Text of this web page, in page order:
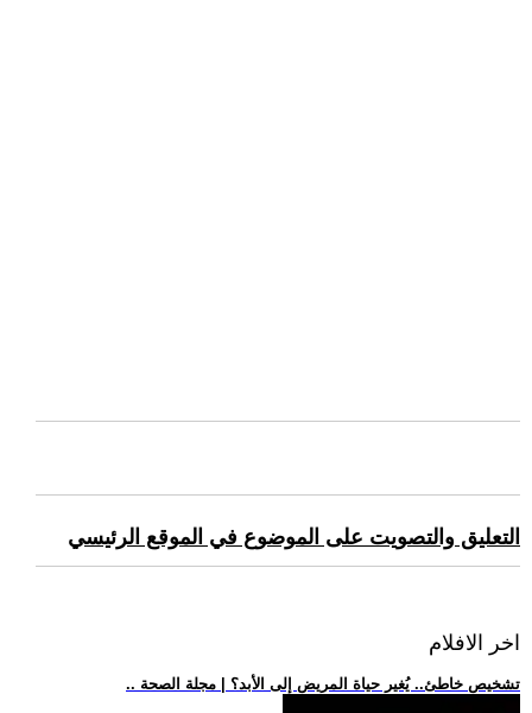
التعليق والتصويت على الموضوع في الموقع الرئيسي
اخر الافلام
.. تشخيص خاطئ.. يُغير حياة المريض إلى الأبد؟ | مجلة الصحة